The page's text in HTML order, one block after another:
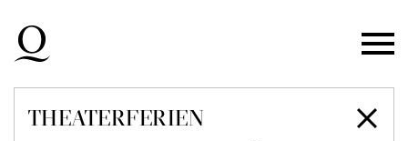
Zur Hauptnavigation springen
Zum Hauptinhalt springen
Zum Footer springen
THEATERFERIEN
Filter einblenden
Ohad Naharin / Neshama Nashman /
Karten